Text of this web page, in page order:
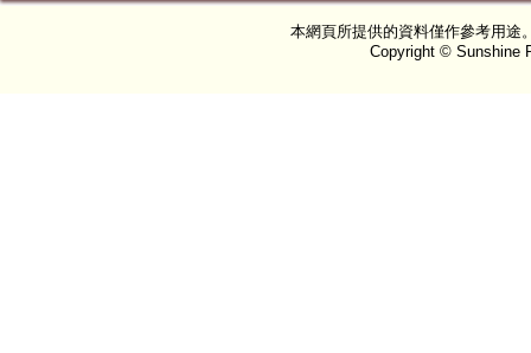
本網頁所提供的資料僅作參考用途
Copyright © Sunshine